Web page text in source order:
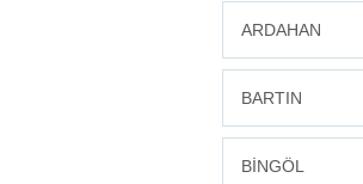
ARDAHAN
BARTIN
BİNGÖL